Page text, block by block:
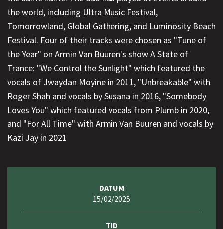
the world, including Ultra Music Festival,
Tomorrowland, Global Gathering, and Luminosity Beach
Festival. Four of their tracks were chosen as "Tune of
the Year" on Armin Van Buuren's show A State of
Trance: "We Control the Sunlight" which featured the
vocals of Jwaydan Moyine in 2011, "Unbreakable" with
Roger Shah and vocals by Susana in 2016, "Somebody
Loves You" which featured vocals from Plumb in 2020,
and "For All Time" with Armin Van Buuren and vocals by
Kazi Jay in 2021
DATUM
15/02/2025
TID